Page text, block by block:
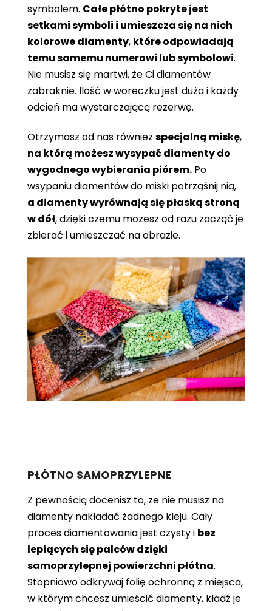
symbolem. Całe płótno pokryte jest
setkami symboli i umieszcza się na nich
kolorowe diamenty, które odpowiadają
temu samemu numerowi lub symbolowi.
Nie musisz się martwi, że Ci diamentów
zabraknie. Ilość w woreczku jest duża i każdy
odcień ma wystarczającą rezerwę.
Otrzymasz od nas również specjalną miskę,
na którą możesz wysypać diamenty do
wygodnego wybierania piórem. Po
wsypaniu diamentów do miski potrząśnij nią,
a diamenty wyrównają się płaską stroną
w dół, dzięki czemu możesz od razu zacząć je
zbierać i umieszczać na obrazie.
PŁÓTNO SAMOPRZYLEPNE
Z pewnością docenisz to, że nie musisz na
diamenty nakładać żadnego kleju. Cały
proces diamentowania jest czysty i bez
lepiących się palców dzięki
samoprzylepnej powierzchni płótna.
Stopniowo odkrywaj folię ochronną z miejsca,
w którym chcesz umieścić diamenty, kładź je